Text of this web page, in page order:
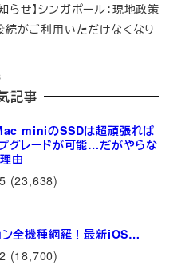
らせ】シンガポール：現地政策
続がご利用いただけなくなり
記事
miniのSSDは超頑張れば
グレードが可能…だがやらな
由
(23,638)
ン全機種網羅！最新iOS…
(18,700)